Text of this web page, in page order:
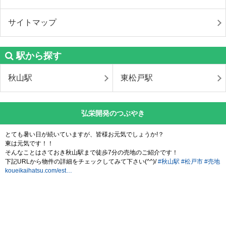
サイトマップ
駅から探す
秋山駅 東松戸駅
弘栄開発のつぶやき